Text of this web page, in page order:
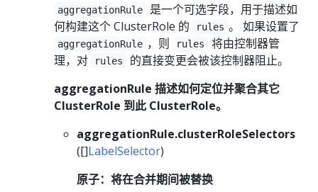
aggregationRule
是一个可选字段，用于描述如
何构建这个 ClusterRole 的
rules 。 如果设置了
aggregationRule ，则 rules
将由控制器管
理，对
rules
的直接变更会被该控制器阻止。
aggregationRule 描述如何定位并聚合其它
ClusterRole 到此 ClusterRole。
aggregationRule.clusterRoleSelectors
([]LabelSelector)
原子：将在合并期间被替换